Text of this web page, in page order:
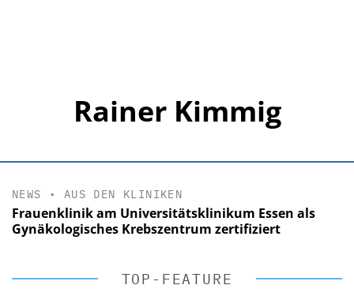
Rainer Kimmig
NEWS • AUS DEN KLINIKEN
Frauenklinik am Universitätsklinikum Essen als
Gynäkologisches Krebszentrum zertifiziert
TOP-FEATURE